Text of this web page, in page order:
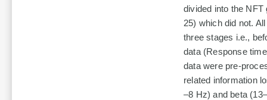
divided into the
25) which did not.
three stages i.e.,
data (Response
data were pre-
related information
–8 Hz) and beta